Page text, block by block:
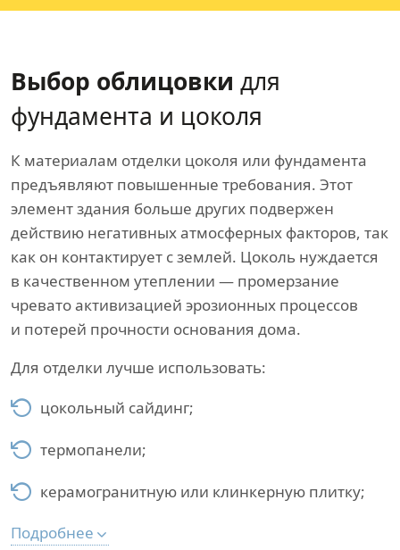
Выбор облицовки для
фундамента и цоколя
К материалам отделки цоколя или фундамента
предъявляют повышенные требования. Этот
элемент здания больше других подвержен
действию негативных атмосферных факторов, так
как он контактирует с землей. Цоколь нуждается
в качественном утеплении — промерзание
чревато активизацией эрозионных процессов
и потерей прочности основания дома.
Для отделки лучше использовать:
цокольный сайдинг;
термопанели;
керамогранитную или клинкерную плитку;
Подробнее